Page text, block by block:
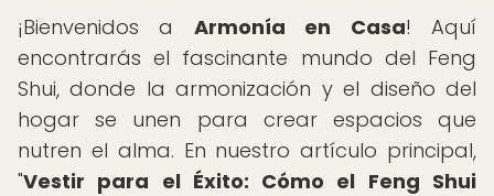
¡Bienvenidos a Armonía en Casa! Aquí
encontrarás el fascinante mundo del Feng
Shui, donde la armonización y el diseño del
hogar se unen para crear espacios que
nutren el alma. En nuestro artículo principal,
"Vestir para el Éxito: Cómo el Feng Shui